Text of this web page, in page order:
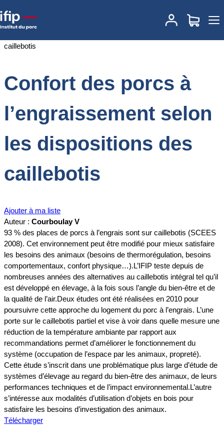
Accueil
Confort des porcs à l’engraissement
selon les dispositions des caillebotis
Confort des porcs à
l’engraissement selon
les dispositions des
caillebotis
Ajouter à ma liste
Auteur : Courboulay V
93 % des places de porcs à l’engrais sont sur caillebotis (SCEES
2008). Cet environnement peut être modifié pour mieux satisfaire
les besoins des animaux (besoins de thermorégulation, besoins
comportementaux, confort physique…).L’IFIP teste depuis de
nombreuses années des alternatives au caillebotis intégral tel qu’il
est développé en élevage, à la fois sous l’angle du bien-être et de
la qualité de l’air.Deux études ont été réalisées en 2010 pour
poursuivre cette approche du logement du porc à l’engrais. L’une
porte sur le caillebotis partiel et vise à voir dans quelle mesure une
réduction de la température ambiante par rapport aux
recommandations permet d’améliorer le fonctionnement du
système (occupation de l’espace par les animaux, propreté).
Cette étude s’inscrit dans une problématique plus large d’étude de
systèmes d’élevage au regard du bien-être des animaux, de leurs
performances techniques et de l’impact environnemental.L’autre
s’intéresse aux modalités d’utilisation d’objets en bois pour
satisfaire les besoins d’investigation des animaux.
Télécharger